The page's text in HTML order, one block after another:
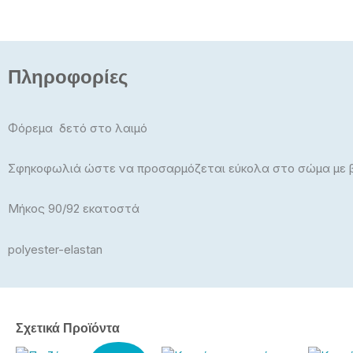
Πληροφορίες
Φόρεμα δετό στο λαιμό
Σφηκοφωλιά ώστε να προσαρμόζεται εύκολα στο σώμα με
Μήκος 90/92 εκατοστά
polyester-elastan
Σχετικά Προϊόντα